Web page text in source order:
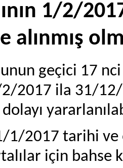
1/2/
alınmış
geçici 17
2017 ila 31/12/
1/2017 tarihi
için bahse